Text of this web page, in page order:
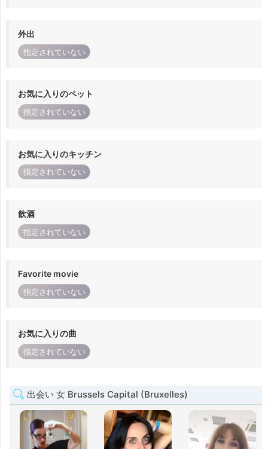
外出
指定されていない
お気に入りのペット
指定されていない
お気に入りのキッチン
指定されていない
飲酒
指定されていない
Favorite movie
指定されていない
お気に入りの曲
指定されていない
出会い 女 Brussels Capital (Bruxelles)